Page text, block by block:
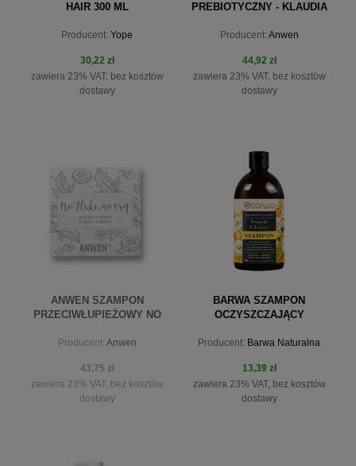
HAIR 300 ML
Producent: Yope
30,22 zł
zawiera 23% VAT, bez kosztów
dostawy
do koszyka
PREBIOTYCZNY - KLAUDIA
Producent: Anwen
44,92 zł
zawiera 23% VAT, bez kosztów
dostawy
do koszyka
ANWEN SZAMPON
PRZECIWŁUPIEŻOWY NO
Producent: Anwen
43,75 zł
zawiera 23% VAT, bez kosztów
dostawy
BARWA SZAMPON
OCZYSZCZAJĄCY
RECEPTURY NATURY 380ML
Producent: Barwa Naturalna
13,39 zł
zawiera 23% VAT, bez kosztów
dostawy